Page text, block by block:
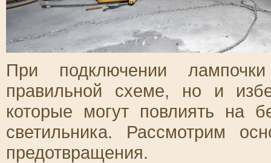
При подключении
правильной схеме, но и
которые могут повлиять на
светильника. Рассмотрим
предотвращения.